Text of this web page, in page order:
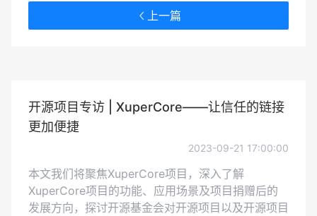
上一篇
开源项目专访 | XuperCore——让信任的链接
更加便捷
2023-09-21 17:00:00
本文我们将聚焦XuperCore项目，深入了解
XuperCore项目的功能、应用场景及项目捐赠后的
发展方向，探讨开源基金会对开源项目以及开源项目